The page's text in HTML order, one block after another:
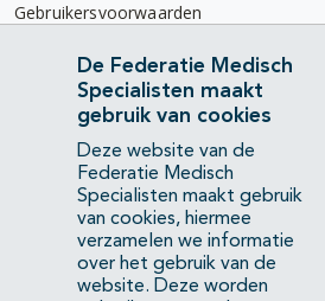
Gebruikersvoorwaarden
Privacyverklaring
Contact
Mercatorlaan 1200
3528 BL Utrecht
(088) 505 34 34
info@richtlijnendatabase.nl
De Federatie Medisch
Specialisten maakt
gebruik van cookies
Deze website van de
Federatie Medisch
Specialisten maakt gebruik
van cookies, hiermee
verzamelen we informatie
over het gebruik van de
website. Deze worden